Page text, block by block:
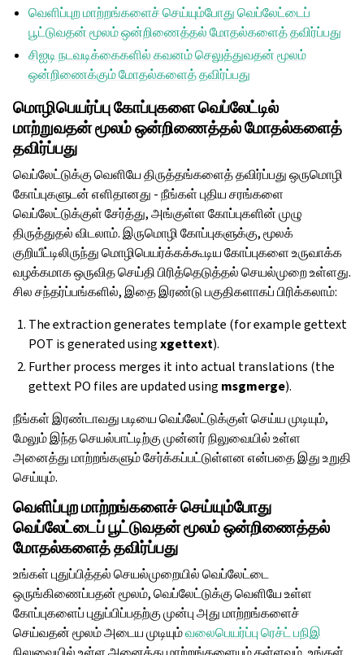
வெளிப்புற மாற்றங்களைச் செய்யும்போது வெப்லேட்டைப்
பூட்டுவதன் மூலம் ஒன்றிணைத்தல் மோதல்களைத் தவிர்ப்பது
சிஐடி நடவடிக்கைகளில் கவனம் செலுத்துவதன் மூலம்
ஒன்றிணைக்கும் மோதல்களைத் தவிர்ப்பது
மொழிபெயர்ப்பு கோப்புகளை வெப்லேட்டில்
மாற்றுவதன் மூலம் ஒன்றிணைத்தல் மோதல்களைத்
தவிர்ப்பது
வெப்லேட்டுக்கு வெளியே திருத்தங்களைத் தவிர்ப்பது ஒருமொழி
கோப்புகளுடன் எளிதானது - நீங்கள் புதிய சரங்களை
வெப்லேட்டுக்குள் சேர்த்து, அங்குள்ள கோப்புகளின் முழு
திருத்துதல் விடலாம். இருமொழி கோப்புகளுக்கு, மூலக்
குறியீட்டிலிருந்து மொழிபெயர்க்கக்கூடிய கோப்புகளை உருவாக்க
வழக்கமாக ஒருவித செய்தி பிரித்தெடுத்தல் செயல்முறை உள்ளது.
சில சந்தர்ப்பங்களில், இதை இரண்டு பகுதிகளாகப் பிரிக்கலாம்:
The extraction generates template (for example gettext
POT is generated usingxgettext).
Further process merges it into actual translations (the
gettext PO files are updated using msgmerge).
நீங்கள் இரண்டாவது படியை வெப்லேட்டுக்குள் செய்ய முடியும்,
மேலும் இந்த செயல்பாட்டிற்கு முன்னர் நிலுவையில் உள்ள
அனைத்து மாற்றங்களும் சேர்க்கப்பட்டுள்ளன என்பதை இது உறுதி
செய்யும்.
வெளிப்புற மாற்றங்களைச் செய்யும்போது
வெப்லேட்டைப் பூட்டுவதன் மூலம் ஒன்றிணைத்தல்
மோதல்களைத் தவிர்ப்பது
உங்கள் புதுப்பித்தல் செயல்முறையில் வெப்லேட்டை
ஒருங்கிணைப்பதன் மூலம், வெப்லேட்டுக்கு வெளியே உள்ள
கோப்புகளைப் புதுப்பிப்பதற்கு முன்பு அது மாற்றங்களைச்
செய்வதன் மூலம் அடைய முடியும்வலைபெயர்ப்பு ரெச்ட் பநிஇ